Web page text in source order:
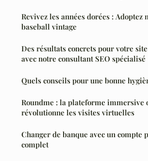
Revivez les années dorées : Adoptez
baseball vintage
Des résultats concrets pour votre
avec notre consultant SEO spécialisé
Quels conseils pour une bonne
Roundme : la plateforme immersive
révolutionne les visites virtuelles
Changer de banque avec un compte
complet